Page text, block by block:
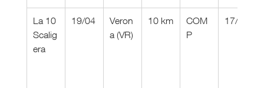
La 10
Scalig
era
19/04
Veron
a (VR)
10 km
COM
P
17/04